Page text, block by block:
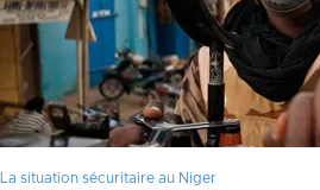
La situation sécuritaire au Niger